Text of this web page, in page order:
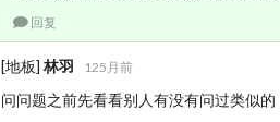
回复
[地板] 林羽 125月前
问问题之前先看看别人有没有问过类似的